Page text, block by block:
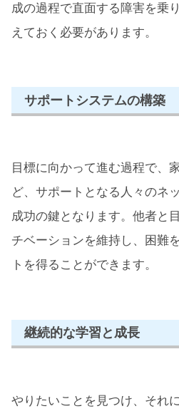
成の過程で直面する障害を乗
えておく必要があります。
サポートシステムの構築
目標に向かって進む過程で、
ど、サポートとなる人々のネ
成功の鍵となります。他者と
チベーションを維持し、困難
トを得ることができます。
継続的な学習と成長
やりたいことを見つけ、それ